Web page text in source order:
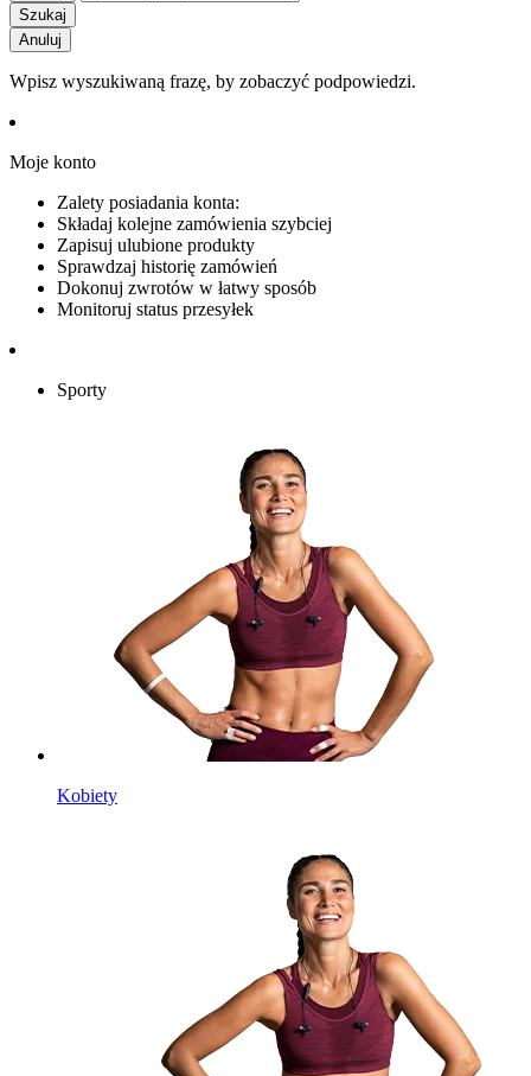
Szukaj
Anuluj
Wpisz wyszukiwaną frazę, by zobaczyć podpowiedzi.
Moje konto
Zalety posiadania konta:
Składaj kolejne zamówienia szybciej
Zapisuj ulubione produkty
Sprawdzaj historię zamówień
Dokonuj zwrotów w łatwy sposób
Monitoruj status przesyłek
Sporty
Kobiety